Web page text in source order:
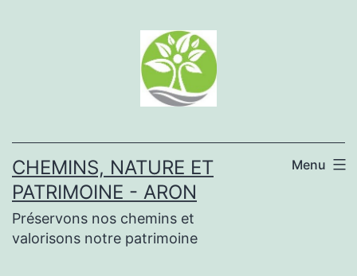
CHEMINS, NATURE ET
PATRIMOINE - ARON
Préservons nos chemins et
valorisons notre patrimoine
Menu